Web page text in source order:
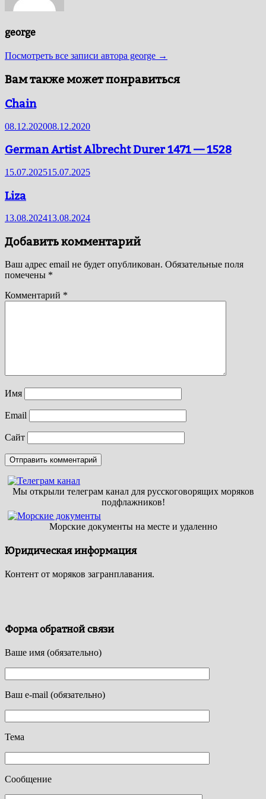
george
Посмотреть все записи автора george →
Вам также может понравиться
Chain
08.12.202008.12.2020
German Artist Albrecht Durer 1471 — 1528
15.07.202515.07.2025
Liza
13.08.202413.08.2024
Добавить комментарий
Ваш адрес email не будет опубликован. Обязательные поля
помечены *
Комментарий *
Имя
Email
Сайт
Мы открыли телеграм канал для русскоговорящих моряков
подфлажников!
Морские документы на месте и удаленно
Юридическая информация
Контент от моряков загранплавания.
Форма обратной связи
Ваше имя (обязательно)
Ваш e-mail (обязательно)
Тема
Сообщение